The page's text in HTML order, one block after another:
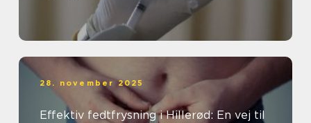
28. november 2025
Effektiv fedtfrysning i Hillerød: En vej til